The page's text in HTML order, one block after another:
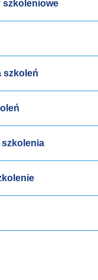
szkoleniowe
szkoleń
szkolenia